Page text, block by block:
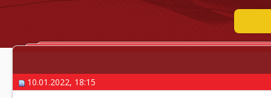
10.01.2022, 18:15